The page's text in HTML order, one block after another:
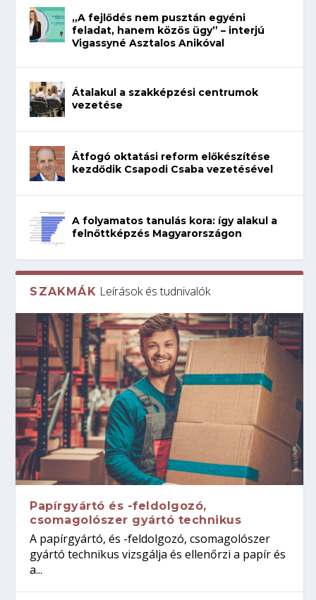
„A fejlődés nem pusztán egyéni
feladat, hanem közös ügy” – interjú
Vigassyné Asztalos Anikóval
Átalakul a szakképzési centrumok
vezetése
Átfogó oktatási reform előkészítése
kezdődik Csapodi Csaba vezetésével
A folyamatos tanulás kora: így alakul a
felnőttképzés Magyarországon
SZAKMÁK Leírások és tudnivalók
Papírgyártó és -feldolgozó,
csomagolószer gyártó technikus
A papírgyártó, és -feldolgozó, csomagolószer
gyártó technikus vizsgálja és ellenőrzi a papír és
a...